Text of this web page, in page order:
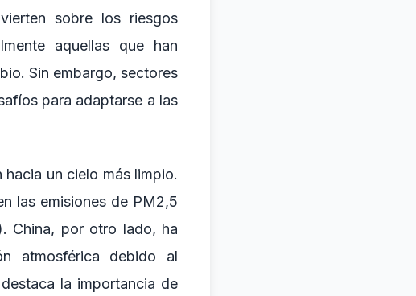
sobre los riesgos
aquellas que han
Sin embargo, sectores
para adaptarse a las
un cielo más limpio.
las emisiones de PM2,5
China, por otro lado, ha
atmosférica debido al
la importancia de